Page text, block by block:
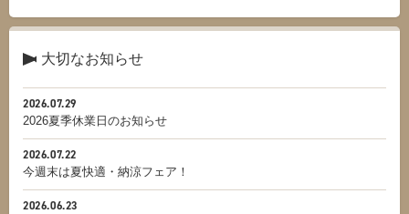
大切なお知らせ
2026.07.29
2026夏季休業日のお知らせ
2026.07.22
今週末は夏快適・納涼フェア！
2026.06.23